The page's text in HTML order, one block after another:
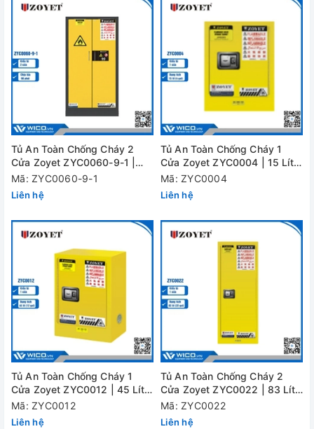
Tủ An Toàn Chống Cháy 2
Cửa Zoyet ZYC0060-9-1 |
Chịu Lửa 90 Phút
Mã: ZYC0060-9-1
Liên hệ
Tủ An Toàn Chống Cháy 1
Cửa Zoyet ZYC0004 | 15 Lít
(4 Gal)
Mã: ZYC0004
Liên hệ
Tủ An Toàn Chống Cháy 1
Cửa Zoyet ZYC0012 | 45 Lít
(12 Gal)
Mã: ZYC0012
Liên hệ
Tủ An Toàn Chống Cháy 2
Cửa Zoyet ZYC0022 | 83 Lít
(22 Gal)
Mã: ZYC0022
Liên hệ